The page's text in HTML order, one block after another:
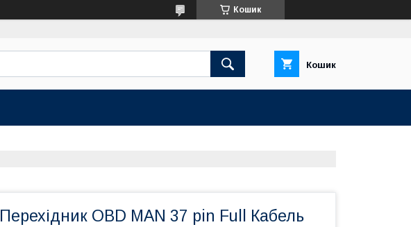
Кошик
Кошик
Перехідник OBD MAN 37 pin Full Кабель